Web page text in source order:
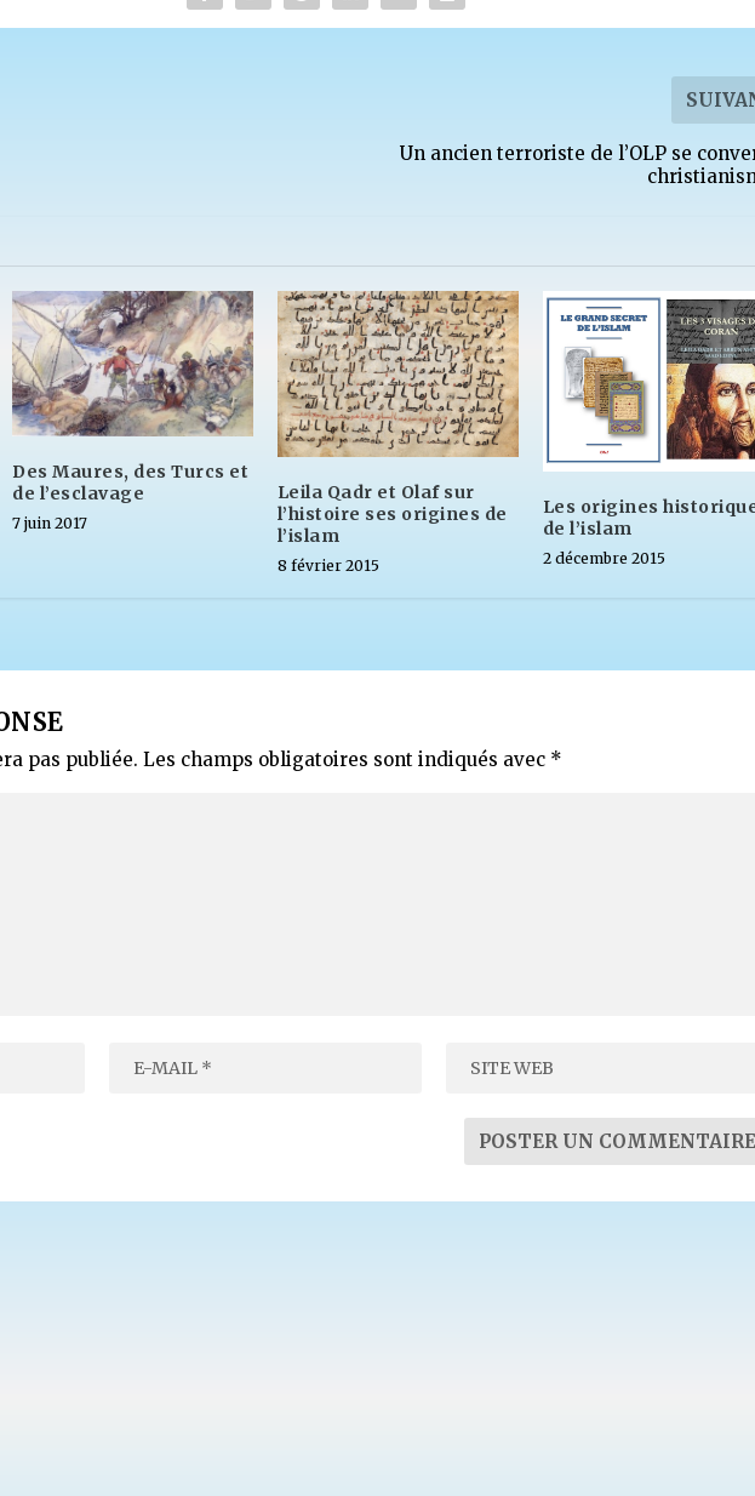
Un ancien terroriste de l’OLP se
Des Maures, des Turcs et
de l’esclavage
7 juin 2017
Leila Qadr et Olaf sur
l’histoire ses origines de
l’islam
8 février 2015
Les origines
de l’islam
2 décembre 2015
pas publiée. Les champs obligatoires sont indiqués avec *